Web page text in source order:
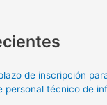
de inscripción
personal técnico de